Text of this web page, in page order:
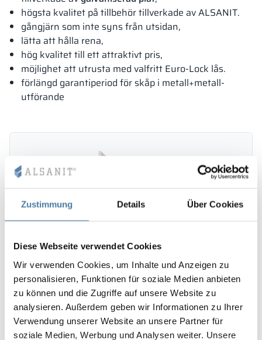
Zustimmung Details Über Cookies
Diese Webseite verwendet Cookies
Wir verwenden Cookies, um Inhalte und Anzeigen zu
personalisieren, Funktionen für soziale Medien anbieten
zu können und die Zugriffe auf unsere Website zu
analysieren. Außerdem geben wir Informationen zu Ihrer
Verwendung unserer Website an unsere Partner für
soziale Medien, Werbung und Analysen weiter. Unsere
högsta kvalitet på tillbehör tillverkade av ALSANIT.
gångjärn som inte syns från utsidan,
lätta att hålla rena,
hög kvalitet till ett attraktivt pris,
möjlighet att utrusta med valfritt Euro-Lock lås.
förlängd garantiperiod för skåp i metall+metall-
utförande